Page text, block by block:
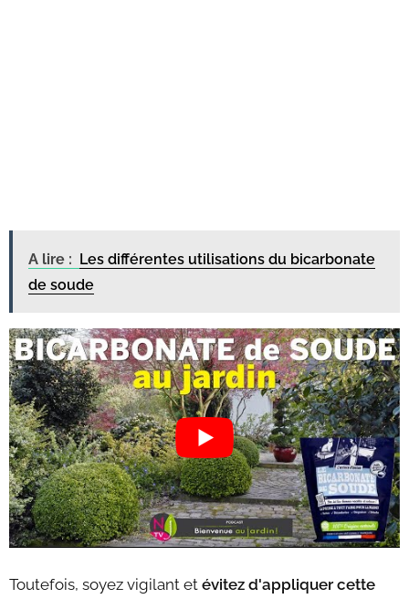
A lire : Les différentes utilisations du bicarbonate
de soude
Toutefois, soyez vigilant et évitez d'appliquer cette